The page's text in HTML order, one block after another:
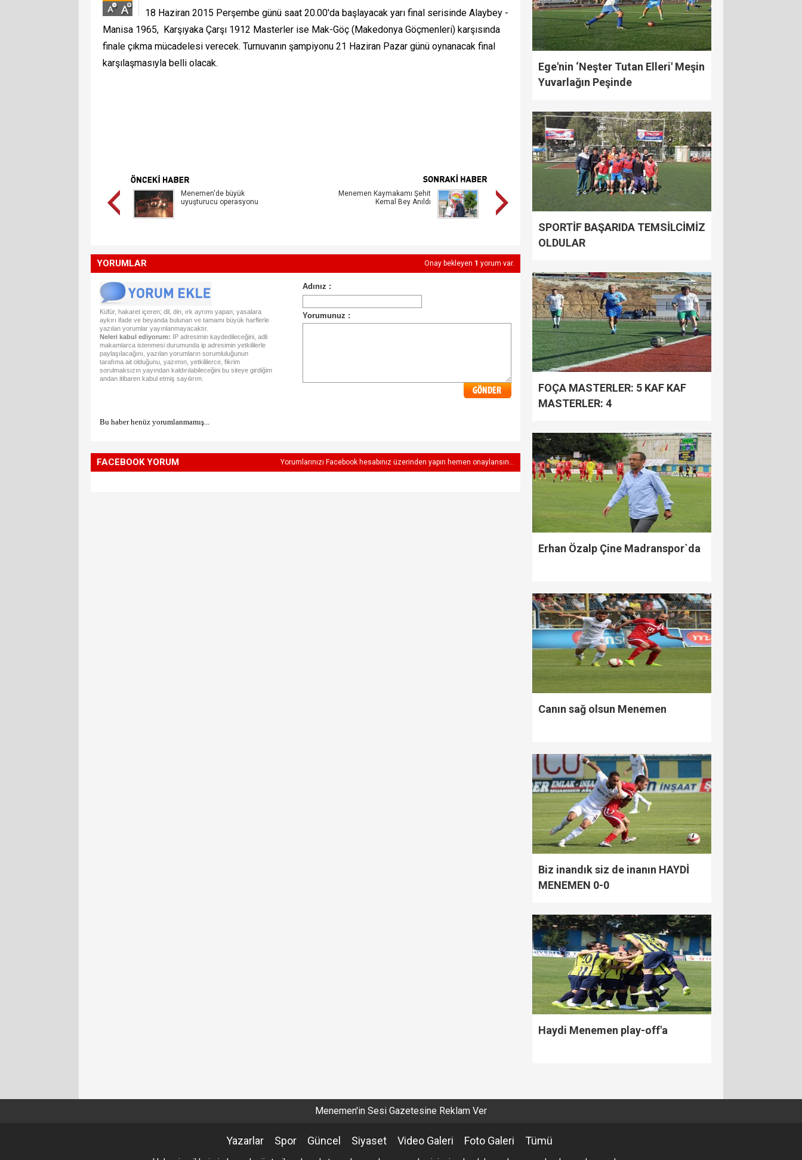
18 Haziran 2015 Perşembe günü saat 20.00'da başlayacak yarı final serisinde Alaybey -
Manisa 1965, Karşıyaka Çarşı 1912 Masterler ise Mak-Göç (Makedonya Göçmenleri) karşısında
finale çıkma mücadelesi verecek. Turnuvanın şampiyonu 21 Haziran Pazar günü oynanacak final
karşılaşmasıyla belli olacak.
Menemen'de büyük
uyuşturucu operasyonu
Menemen Kaymakamı Şehit
Kemal Bey Anıldı
YORUMLAR Onay bekleyen 1 yorum var.
Küfür, hakaret içeren; dil, din, ırk ayrımı yapan; yasalara
aykırı ifade ve beyanda bulunan ve tamamı büyük harflerle
yazılan yorumlar yayınlanmayacaktır.
Neleri kabul ediyorum: IP adresimin kaydedileceğini, adli
makamlarca istenmesi durumunda ip adresimin yetkililerle
paylaşılacağını, yazılan yorumların sorumluluğunun
tarafıma ait olduğunu, yazımın, yetkililerce, fikrim
sorulmaksızın yayından kaldırılabileceğini bu siteye girdiğim
andan itibaren kabul etmiş sayılırım.
Bu haber henüz yorumlanmamış...
FACEBOOK YORUM Yorumlarınızı Facebook hesabınız üzerinden yapın hemen onaylansın...
Ege'nin ‘Neşter Tutan Elleri' Meşin
Yuvarlağın Peşinde
SPORTİF BAŞARIDA TEMSİLCİMİZ
OLDULAR
FOÇA MASTERLER: 5 KAF KAF
MASTERLER: 4
Erhan Özalp Çine Madranspor`da
Canın sağ olsun Menemen
Biz inandık siz de inanın HAYDİ
MENEMEN 0-0
Haydi Menemen play-off'a
Menemen'in Sesi Gazetesine Reklam Ver
Yazarlar Spor Güncel Siyaset Video Galeri Foto Galeri Tümü